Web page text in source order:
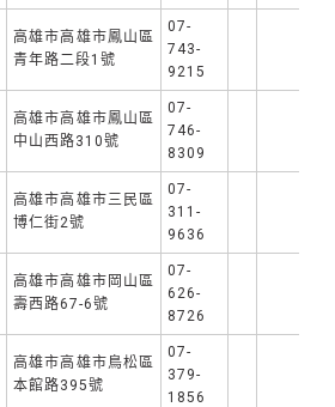
高雄市高雄市鳳山區
青年路二段1號
07-
743-
9215
高雄市高雄市鳳山區
中山西路310號
07-
746-
8309
高雄市高雄市三民區
博仁街2號
07-
311-
9636
高雄市高雄市岡山區
壽西路67-6號
07-
626-
8726
高雄市高雄市鳥松區
本館路395號
07-
379-
1856